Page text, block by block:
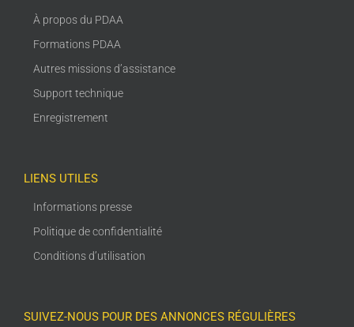
À propos du PDAA
Formations PDAA
Autres missions d’assistance
Support technique
Enregistrement
LIENS UTILES
Informations presse
Politique de confidentialité
Conditions d’utilisation
SUIVEZ-NOUS POUR DES ANNONCES RÉGULIÈRES